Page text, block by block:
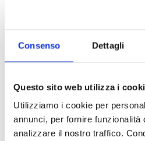
Consenso Dettagli
Questo sito web utilizza i
Utilizziamo i cookie per
annunci, per fornire funzionalità
analizzare il nostro traffico.